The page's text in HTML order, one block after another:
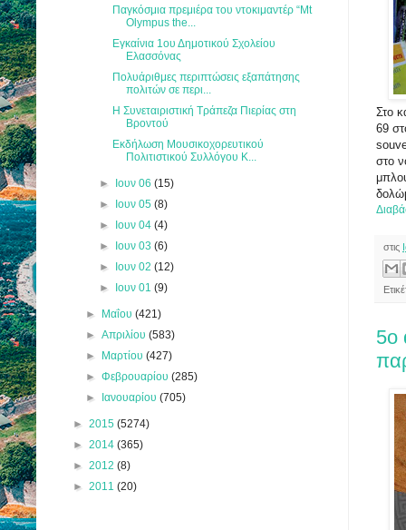
Στο
69
στο
στις
5ο
Παγκόσμια πρεμιέρα του ντοκιμαντέρ “Mt
Olympus the...
Εγκαίνια 1ου Δημοτικού Σχολείου
Ελασσόνας
Πολυάριθμες περιπτώσεις εξαπάτησης
πολιτών σε περι...
Η Συνεταιριστική Τράπεζα Πιερίας στη
Βροντού
Εκδήλωση Μουσικοχορευτικού
Πολιτιστικού Συλλόγου Κ...
► Ιουν 06 (15)
► Ιουν 05 (8)
► Ιουν 04 (4)
► Ιουν 03 (6)
► Ιουν 02 (12)
► Ιουν 01 (9)
► Μαΐου(421)
►Απριλίου(583)
► Μαρτίου(427)
►Φεβρουαρίου(285)
► Ιανουαρίου(705)
► 2015 (5274)
► 2014 (365)
► 2012 (8)
► 2011 (20)